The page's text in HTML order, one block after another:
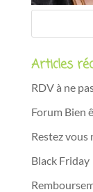
Articles
RDV à ne
Forum Bien
Restez vous
Black Friday